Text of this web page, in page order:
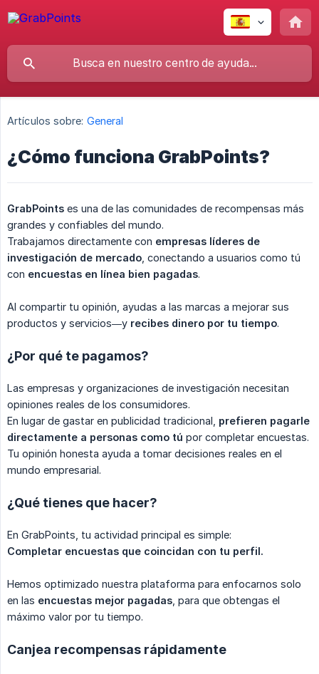
Artículos sobre: General
¿Cómo funciona GrabPoints?
GrabPoints es una de las comunidades de recompensas más
grandes y confiables del mundo.
Trabajamos directamente con empresas líderes de
investigación de mercado , conectando a usuarios como tú
con encuestas en línea bien pagadas.
Al compartir tu opinión, ayudas a las marcas a mejorar sus
productos y servicios—y recibes dinero por tu tiempo.
¿Por qué te pagamos?
Las empresas y organizaciones de investigación necesitan
opiniones reales de los consumidores.
En lugar de gastar en publicidad tradicional, prefieren pagarle
directamente a personas como tú por completar encuestas.
Tu opinión honesta ayuda a tomar decisiones reales en el
mundo empresarial.
¿Qué tienes que hacer?
En GrabPoints, tu actividad principal es simple:
Completar encuestas que coincidan con tu perfil.
Hemos optimizado nuestra plataforma para enfocarnos solo
en las encuestas mejor pagadas , para que obtengas el
máximo valor por tu tiempo.
Canjea recompensas rápidamente